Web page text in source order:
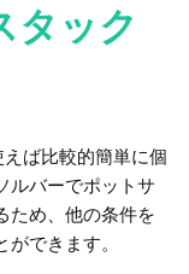
タック
ば比較的簡単に個
ルバーでポットサ
ため、他の条件を
できます。